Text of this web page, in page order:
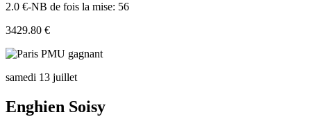
2.0 €-NB de fois la mise: 56
3429.80 €
samedi 13 juillet
Enghien Soisy